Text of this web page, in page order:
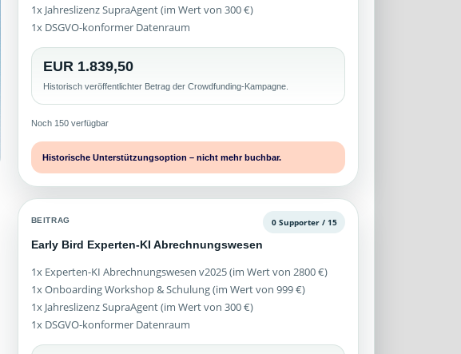
1x Jahreslizenz SupraAgent (im Wert von 300 €)
1x DSGVO-konformer Datenraum
EUR 1.839,50
Historisch veröffentlichter Betrag der Crowdfunding-Kampagne.
Noch 150 verfügbar
Historische Unterstützungsoption – nicht mehr buchbar.
BEITRAG
Early Bird Experten-KI Abrechnungswesen
0 Supporter / 15
1x Experten-KI Abrechnungswesen v2025 (im Wert von 2800 €)
1x Onboarding Workshop & Schulung (im Wert von 999 €)
1x Jahreslizenz SupraAgent (im Wert von 300 €)
1x DSGVO-konformer Datenraum